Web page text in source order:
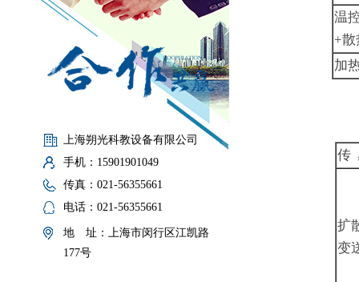
上海朔光科教设备有限公司
手机：15901901049
传真：021-56355661
电话：021-56355661
地 址：上海市闵行区江凯路
177号
温
+散
加
传
扩
变